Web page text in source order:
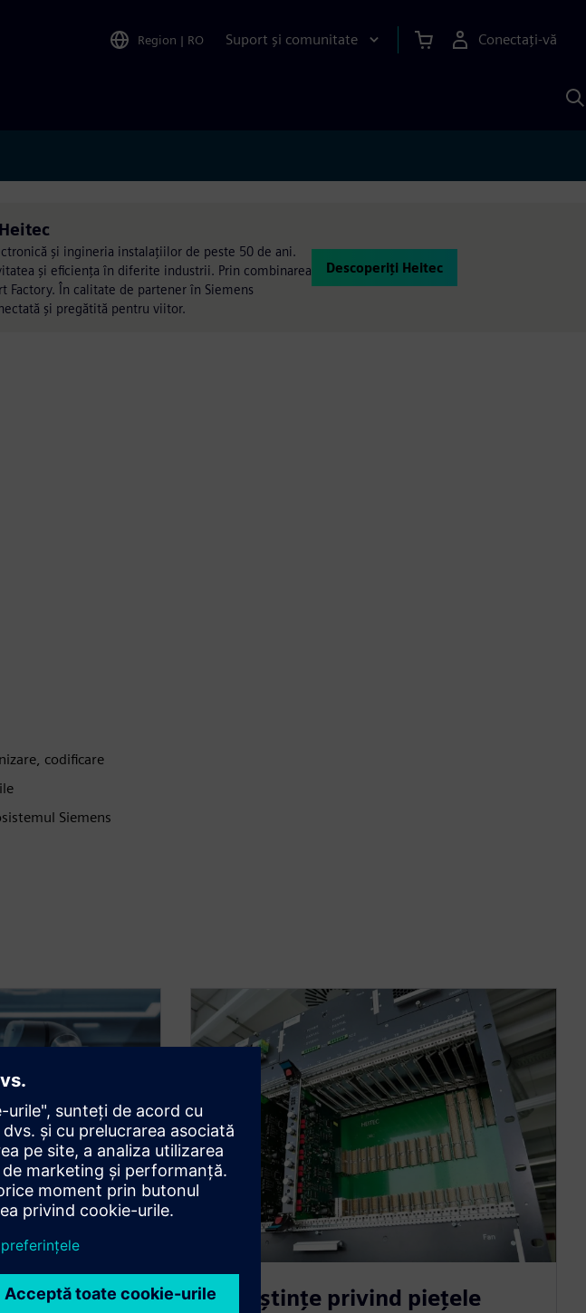
Region | RO Suport și comunitate Conectați-vă
și ingineria instalațiilor de peste 50 de ani.
și eficiența în diferite industrii. Prin combinarea
Factory. În calitate de partener în Siemens
și pregătită pentru viitor.
Descoperiți Heitec
codificare
Siemens
Cunoștințe privind piețele